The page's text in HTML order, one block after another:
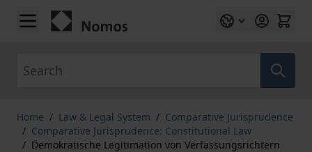
Skip to Content
Home / Law & Legal System / Comparative Jurisprudence
/ Comparative Jurisprudence: Constitutional Law
/ Demokratische Legitimation von Verfassungsrichtern